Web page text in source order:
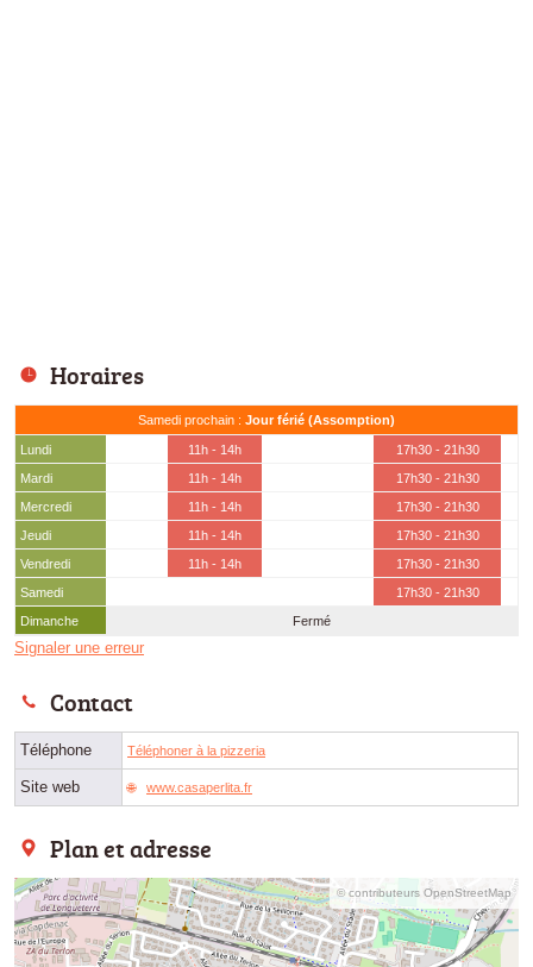
Horaires
Samedi prochain : Jour férié (Assomption)
Lundi 11h - 14h
17h30 - 21h30
Mardi
11h - 14h
17h30 - 21h30
Mercredi
11h - 14h
17h30 - 21h30
Jeudi
11h - 14h
17h30 - 21h30
Vendredi
11h - 14h
17h30 - 21h30
Samedi
17h30 - 21h30
Dimanche
Fermé
Signaler une erreur
Contact
Téléphone Téléphoner à la pizzeria
Site web www.casaperlita.fr
Plan et adresse
© contributeurs OpenStreetMap